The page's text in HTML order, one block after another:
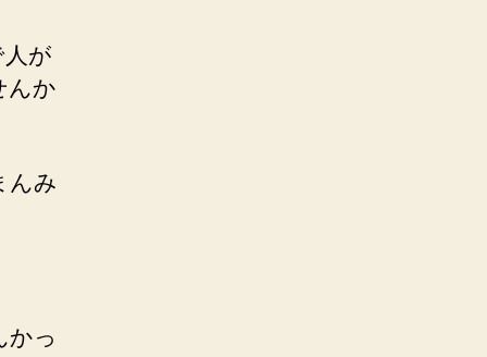
が
んか
んみ
かっ